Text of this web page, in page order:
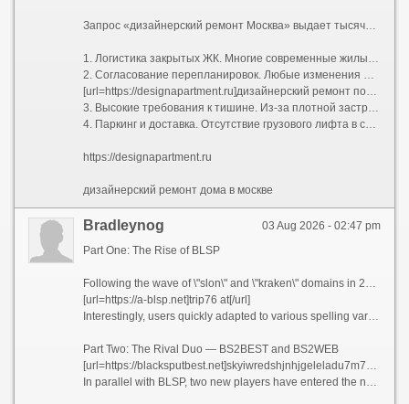
Запрос «дизайнерский ремонт Москва» выдает тысячи предложений, но столичный регион имеет свою специфику, которую нельзя игнорировать при планировании бюджета и сроков:
1. Логистика закрытых ЖК. Многие современные жилые комплексы бизнес- и премиум-класса имеют строгие регламенты проведения работ: пропускная система, жесткие временные окна для разгрузки стройматериалов (например, с 10:00 до 18:00 по будням), обязательное страхование гражданской ответственности перед соседями.
2. Согласование перепланировок. Любые изменения мокрых зон, проемов в несущих стенах или объединение лоджии требуют официального узаконивания. Компании, специализирующиеся на дизайнерском ремонте в Москве, обычно берут этот бюрократический процесс на себя, взаимодействуя с БТИ и жилищной инспекцией.
[url=https://designapartment.ru]дизайнерский ремонт под ключ в москве [/url]
3. Высокие требования к тишине. Из-за плотной застройки управляющие компании жестко штрафуют бригады за работу перфоратором вне разрешенных часов. Это увеличивает общий срок ремонта, так как чистая смена инструмента требует дополнительного времени.
4. Паркинг и доставка. Отсутствие грузового лифта в старом фонде или платный въезд фур во двор могут добавить существенную сумму к транспортным расходам.
https://designapartment.ru
дизайнерский ремонт дома в москве
03 Aug 2026 - 02:47 pm
Bradleynog
Part One: The Rise of BLSP
Following the wave of \"slon\" and \"kraken\" domains in 2026, a new structure emerged on the network stage, unified under the blsp prefix. Its base address became blsp.at — a short, memorable domain in the Austrian .at zone. However, as with previous generations of mirrors, the developers anticipated mobile users by creating a dedicated subdomain: m.blsp.at — a separate address optimized for smartphones and smaller screens. Technical analysis reveals that m.blsp.at has its own architecture, fine-tuned for mobile protocols, making it an independent link in the overall chain.
[url=https://a-blsp.net]trip76 at[/url]
Interestingly, users quickly adapted to various spelling variations. Alongside the classic blsp.at, search queries increasingly feature spaced versions — blsp at, m.blsp at, and even m blsp at. This creates a multiplier effect, giving the illusion of multiple resources, although technically all these addresses lead to a single infrastructure.
Part Two: The Rival Duo — BS2BEST and BS2WEB
[url=https://blacksputbest.net]skyiwredshjnhjgeleladu7m7mgpuxgsnfxzhncwtvmhr7l5bniutayd onion[/url]
In parallel with BLSP, two new players have entered the network: bs2best.at and bs2web.at. Their names clearly hint at their positioning — \"best\" and \"web version.\" Both domains are based in the same .at zone, indicating a centralization of the Austrian segment as the primary platform for deploying next-generation mirrors.